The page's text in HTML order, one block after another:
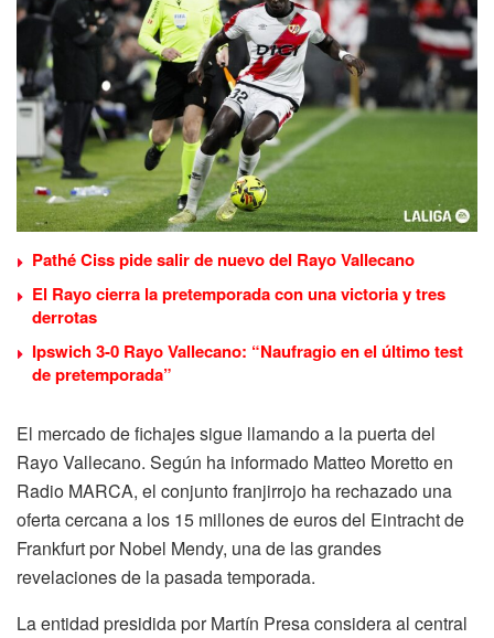
Pathé Ciss pide salir de nuevo del Rayo Vallecano
El Rayo cierra la pretemporada con una victoria y tres
derrotas
Ipswich 3-0 Rayo Vallecano: “Naufragio en el último test
de pretemporada”
El mercado de fichajes sigue llamando a la puerta del
Rayo Vallecano. Según ha informado Matteo Moretto en
Radio MARCA, el conjunto franjirrojo ha rechazado una
oferta cercana a los 15 millones de euros del Eintracht de
Frankfurt por Nobel Mendy, una de las grandes
revelaciones de la pasada temporada.
La entidad presidida por Martín Presa considera al central